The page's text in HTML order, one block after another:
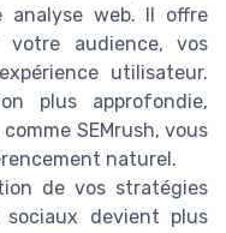
analyse web. Il offre
audience, vos
utilisateur.
plus approfondie,
SEMrush, vous
naturel.
de vos stratégies
devient plus